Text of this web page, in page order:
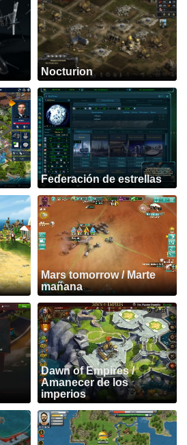
Nocturion
Federación de estrellas
Mars tomorrow / Marte
mañana
Dawn of Empires /
Amanecer de los
imperios